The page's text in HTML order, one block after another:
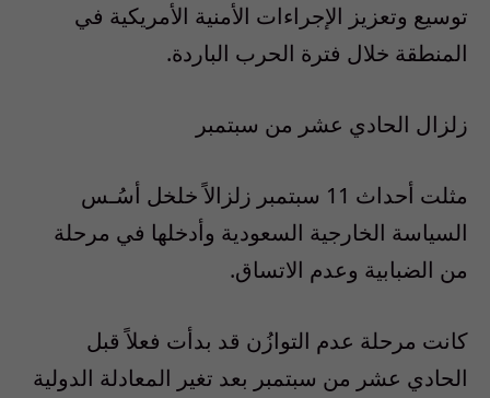
توسيع وتعزيز الإجراءات الأمنية الأمريكية في
المنطقة خلال فترة الحرب الباردة.
زلزال الحادي عشر من سبتمبر
مثلت أحداث 11 سبتمبر زلزالاً خلخل أسُـس
السياسة الخارجية السعودية وأدخلها في مرحلة
من الضبابية وعدم الاتساق.
كانت مرحلة عدم التوازُن قد بدأت فعلاً قبل
الحادي عشر من سبتمبر بعد تغير المعادلة الدولية